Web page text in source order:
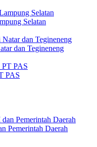
Selatan
dan Tegineneng
PAS
Pemerintah Daerah